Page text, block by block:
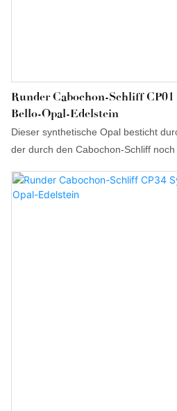
Runder Cabochon-Schliff
Bello-Opal-Edelstein
Dieser synthetische Opal besticht
der durch den Cabochon-Schliff
bringt. Hergestellt aus hochwertigem
ahmt er die Schönheit und die